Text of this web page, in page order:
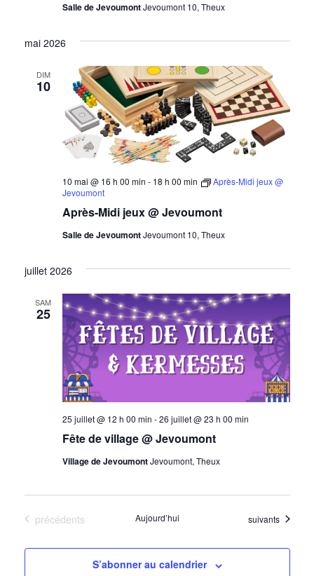
Salle de JevoumontJevoumont 10, Theux
mai 2026
DIM
10
Après-Midi jeux @ Jevoumont
10 mai @ 16 h 00 min - 18 h 00 min
Après-Midi jeux @
Jevoumont
Salle de JevoumontJevoumont 10, Theux
juillet 2026
SAM
25
Fête de village @ Jevoumont
25 juillet @ 12 h 00 min -26 juillet @ 23 h 00 min
Village de JevoumontJevoumont, Theux
Évènements
précédents Aujourd’hui Évènements
suivants
S’abonner au calendrier